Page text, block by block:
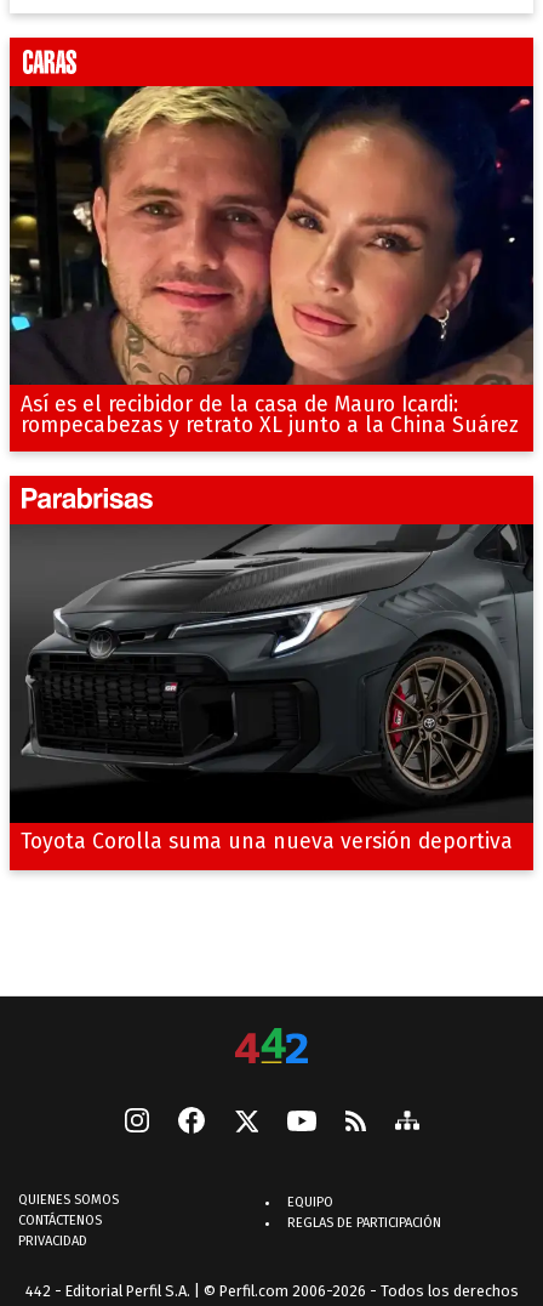
Así es el recibidor de la casa de Mauro Icardi:
rompecabezas y retrato XL junto a la China Suárez
Toyota Corolla suma una nueva versión deportiva
QUIENES SOMOS
CONTÁCTENOS
PRIVACIDAD
EQUIPO
REGLAS DE PARTICIPACIÓN
442 - Editorial Perfil S.A. | © Perfil.com 2006-2026 - Todos los derechos